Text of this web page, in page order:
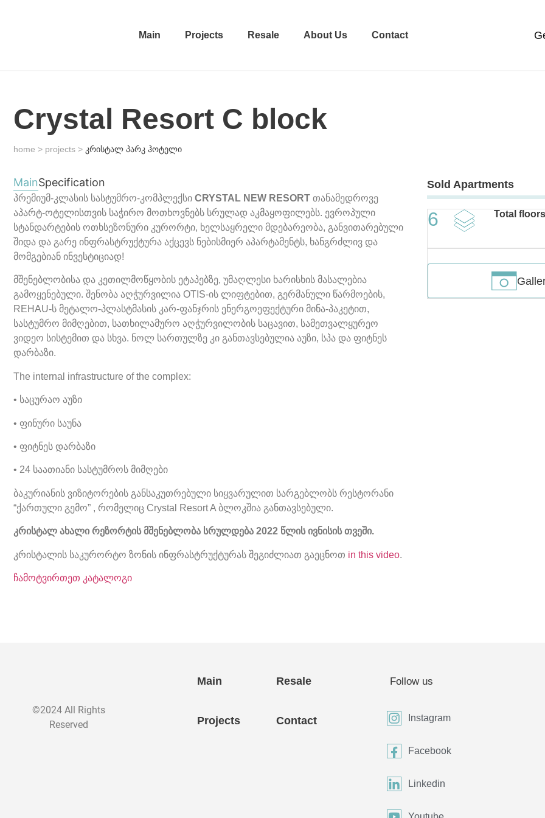
Main Projects Resale About Us Contact
Crystal Resort C block
home > projects > კრისტალ პარკ ჰოტელი
MainSpecification
პრემიუმ-კლასის სასტუმრო-კომპლექსი CRYSTAL NEW RESORT თანამედროვე
აპარტ-ოტელისთვის საჭირო მოთხოვნებს სრულად აკმაყოფილებს. ევროპული
სტანდარტების ოთხსეზონური კურორტი, ხელსაყრელი მდებარეობა, განვითარებული
შიდა და გარე ინფრასტრუქტურა აქცევს ნებისმიერ აპარტამენტს, ხანგრძლივ და
მომგებიან ინვესტიციად!
მშენებლობისა და კეთილმოწყობის ეტაპებზე, უმაღლესი ხარისხის მასალებია
გამოყენებული. შენობა აღჭურვილია OTIS-ის ლიფტებით, გერმანული წარმოების,
REHAU-ს მეტალო-პლასტმასის კარ-ფანჯრის ენერგოეფექტური მინა-პაკეტით,
სასტუმრო მიმღებით, სათხილამურო აღჭურვილობის საცავით, სამეთვალყურეო
ვიდეო სისტემით და სხვა. ნოლ სართულზე კი განთავსებულია აუზი, სპა და ფიტნეს
დარბაზი.
The internal infrastructure of the complex:
• საცურაო აუზი
• ფინური საუნა
• ფიტნეს დარბაზი
• 24 საათიანი სასტუმროს მიმღები
ბაკურიანის ვიზიტორების განსაკუთრებული სიყვარულით სარგებლობს რესტორანი
“ქართული გემო” , რომელიც Crystal Resort A ბლოკშია განთავსებული.
კრისტალ ახალი რეზორტის მშენებლობა სრულდება 2022 წლის ივნისის თვეში.
კრისტალის საკურორტო ზონის ინფრასტრუქტურას შეგიძლიათ გაეცნოთ in this video.
ჩამოტვირთეთ კატალოგი
Sold Apartments
6 Total floors
©2024 All Rights
Reserved
Main
Projects
Resale
Contact
Follow us
Instagram
Facebook
Linkedin